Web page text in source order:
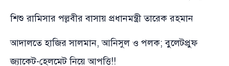
শিশু রামিসার পল্লবীর বাসায় প্রধানমন্ত্রী তারেক রহমান
আদালতে হাজির সালমান, আনিসুল ও পলক; বুলেটপ্রুফ
জ্যাকেট-হেলমেট নিয়ে আপত্তি!!